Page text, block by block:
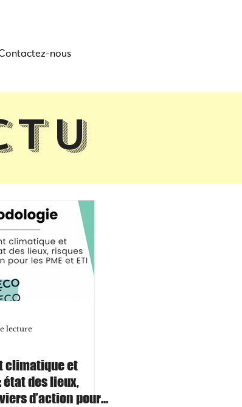
nous
lecture
climatique et
des lieux,
d’action pour